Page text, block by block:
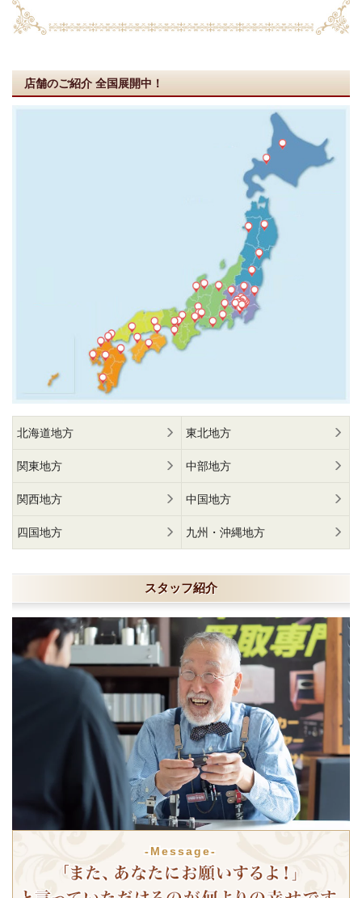
店舗のご紹介 全国展開中！
北海道地方 東北地方
関東地方 中部地方
関西地方 中国地方
四国地方 九州・沖縄地方
スタッフ紹介
-Message-